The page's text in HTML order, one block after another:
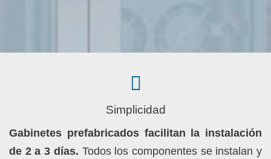
Simplicidad
Gabinetes prefabricados facilitan la instalación
de 2 a 3 días. Todos los componentes se instalan y